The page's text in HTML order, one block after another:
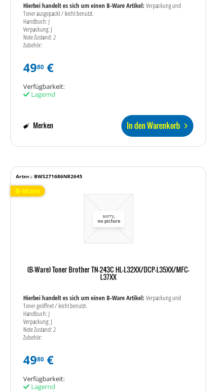
Hierbei handelt es sich um einen B-Ware Artikel:Verpackung und
Toner ausgepackt / leicht benutzt.
Handbuch: J
Verpackung: J
Note Zustand: 2
Zubehör:
4980 €
Verfügbarkeit:
Lagernd
In den Warenkorb
Merken
B-Ware
(B-Ware) Toner Brother TN-243C HL-L32XX/DCP-L35XX/MFC-
L37XX
Hierbei handelt es sich um einen B-Ware Artikel:Verpackung und
Toner geöffnet / leicht benutzt.
Handbuch: J
Verpackung: J
Note Zustand: 2
Zubehör:
Artnr.: BWS271686NR2645
4980 €
Verfügbarkeit:
Lagernd